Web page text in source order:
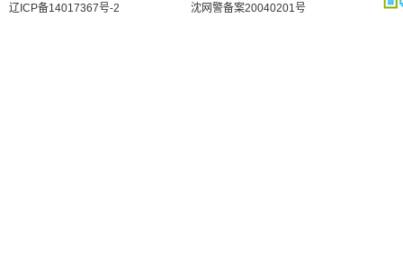
辽ICP备14017367号-2
沈网警备案20040201号